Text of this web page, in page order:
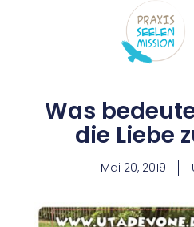
Was
die Liebe
Mai 20, 2019